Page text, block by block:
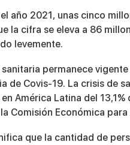
año 2021, unas cinco
la cifra se eleva a 86
levemente.
permanece
de Covis-19. La crisis de
América Latina del
Comisión Económica
que la cantidad de